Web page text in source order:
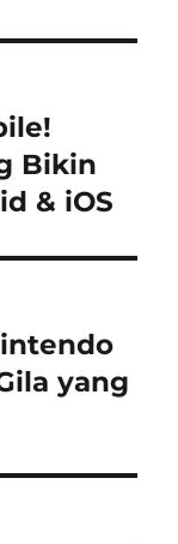
Bikin
& iOS
yang